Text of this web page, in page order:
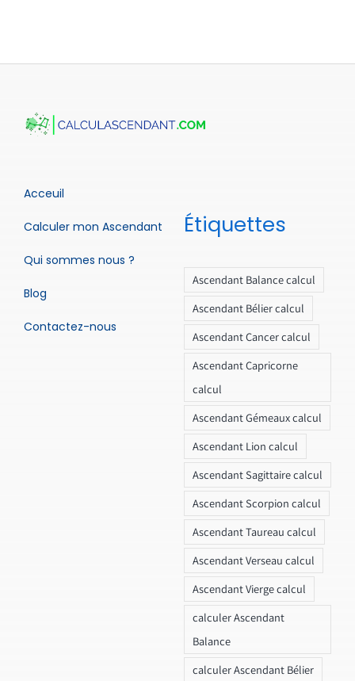
Acceuil
Calculer mon Ascendant
Qui sommes nous ?
Blog
Contactez-nous
Étiquettes
Ascendant Balance calcul
Ascendant Bélier calcul
Ascendant Cancer calcul
Ascendant Capricorne
calcul
Ascendant Gémeaux calcul
Ascendant Lion calcul
Ascendant Sagittaire calcul
Ascendant Scorpion calcul
Ascendant Taureau calcul
Ascendant Verseau calcul
Ascendant Vierge calcul
calculer Ascendant
Balance
calculer Ascendant Bélier